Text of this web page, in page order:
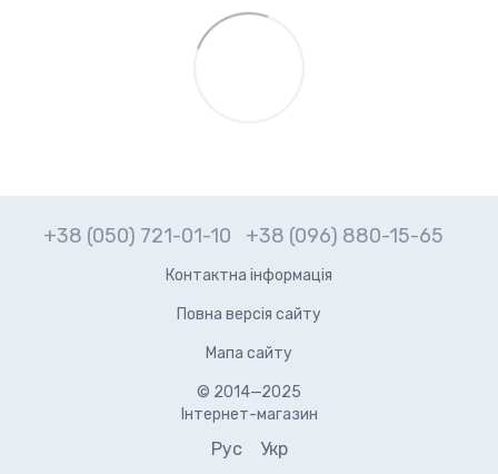
+38 (050) 721-01-10 +38 (096) 880-15-65
Контактна інформація
Повна версія сайту
Мапа сайту
© 2014—2025
Інтернет-магазин
Рус Укр